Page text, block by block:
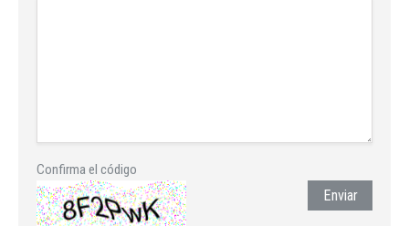
Confirma el código
Enviar